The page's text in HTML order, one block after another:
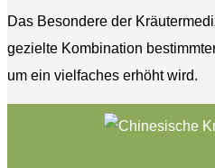
Das Besondere der
gezielte Kombination
um ein vielfaches erhöht wird.